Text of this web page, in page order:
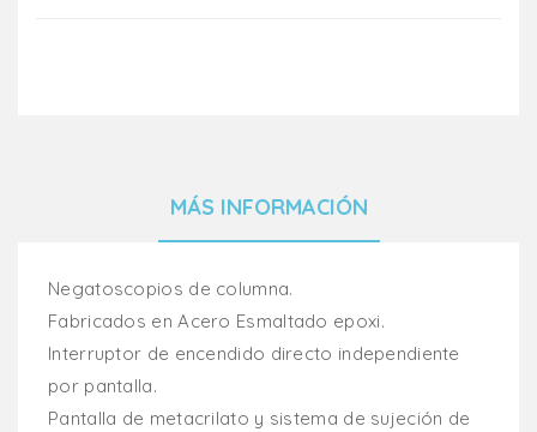
MÁS INFORMACIÓN
Negatoscopios de columna.
Fabricados en Acero Esmaltado epoxi.
Interruptor de encendido directo independiente
por pantalla.
Pantalla de metacrilato y sistema de sujeción de